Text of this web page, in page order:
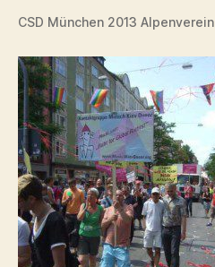
CSD München 2013 Alpenverein